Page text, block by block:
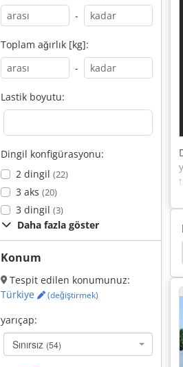
-
Toplam ağırlık [kg]:
-
Lastik boyutu:
Dingil konfigürasyonu:
2 dingil (22)
3 aks (20)
3 dingil (3)
Daha fazla göster
Konum
Tespit edilen konumunuz:
Türkiye
(değiştirmek)
yarıçap:
Sınırsız (54)